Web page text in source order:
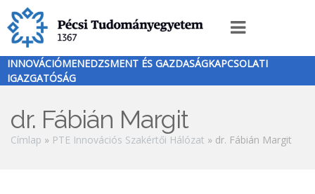
Ugrás
tartalomra
Innováció
menü
INNOVÁCIÓMENEDZSMENT ÉS GAZDASÁGKAPCSOLATI
IGAZGATÓSÁG
dr. Fábián Margit
Morzsa
Címlap PTE Innovációs Szakértői Hálózat dr. Fábián Margit